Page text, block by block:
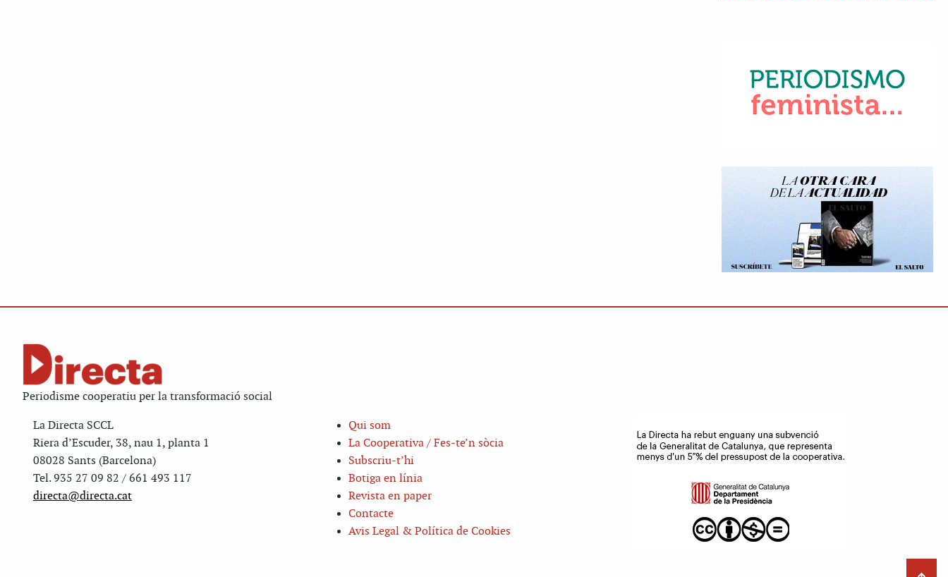
Periodisme cooperatiu per la transformació social
La Directa SCCL
Riera d’Escuder, 38, nau 1, planta 1
08028 Sants (Barcelona)
Tel. 935 27 09 82 / 661 493 117
directa@directa.cat
Qui som
La Cooperativa / Fes-te’n sòcia
Subscriu-t’hi
Botiga en línia
Revista en paper
Contacte
Avis Legal & Política de Cookies